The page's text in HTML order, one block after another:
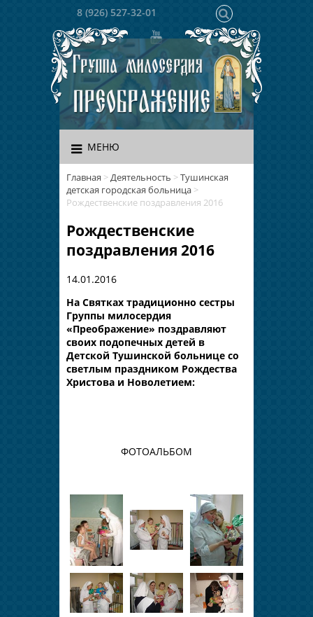
8 (926) 527-32-01
МЕНЮ
Главная >Деятельность >Тушинская
детская городская больница >
Рождественские поздравления 2016
Рождественские
поздравления 2016
14.01.2016
На Святках традиционно сестры
Группы милосердия
«Преображение» поздравляют
своих подопечных детей в
Детской Тушинской больнице со
светлым праздником Рождества
Христова и Новолетием:
ФОТОАЛЬБОМ